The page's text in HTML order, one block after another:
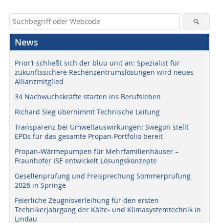
News
Prior1 schließt sich der bluu unit an: Spezialist für
zukunftssichere Rechenzentrumslösungen wird neues
Allianzmitglied
34 Nachwuchskräfte starten ins Berufsleben
Richard Sieg übernimmt Technische Leitung
Transparenz bei Umweltauswirkungen: Swegon stellt
EPDs für das gesamte Propan-Portfolio bereit
Propan-Wärmepumpen für Mehrfamilienhäuser –
Fraunhofer ISE entwickelt Lösungskonzepte
Gesellenprüfung und Freisprechung Sommerprüfung
2026 in Springe
Feierliche Zeugnisverleihung für den ersten
Technikerjahrgang der Kälte- und Klimasystemtechnik in
Lindau